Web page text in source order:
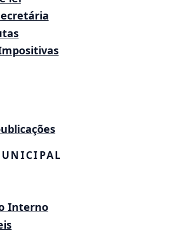
Interno